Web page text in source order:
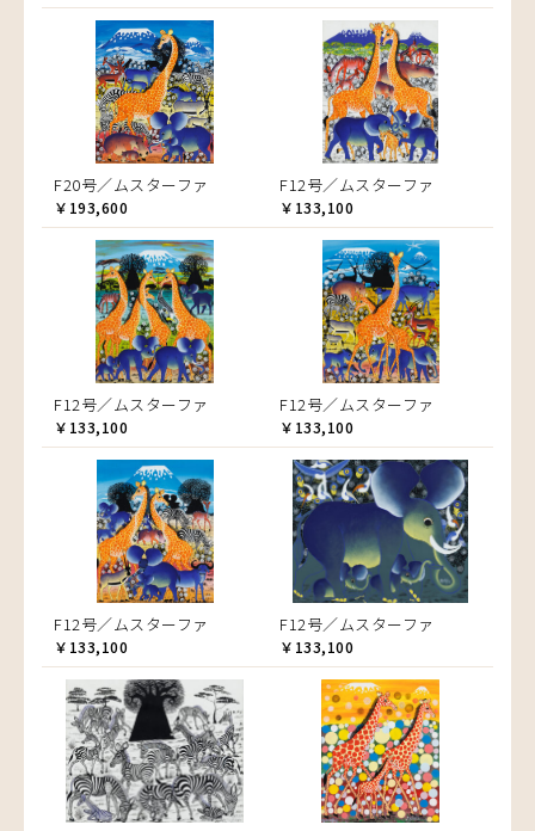
F20号／ムスターファ
￥193,600
F12号／ムスターファ
￥133,100
F12号／ムスターファ
￥133,100
F12号／ムスターファ
￥133,100
F12号／ムスターファ
￥133,100
F12号／ムスターファ
￥133,100